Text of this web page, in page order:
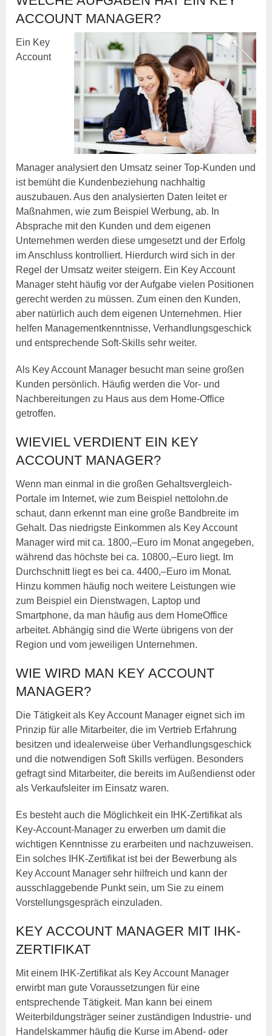
ACCOUNT MANAGER?
Ein Key
Account
Manager analysiert den Umsatz seiner Top-Kunden und
ist bemüht die Kundenbeziehung nachhaltig
auszubauen. Aus den analysierten Daten leitet er
Maßnahmen, wie zum Beispiel Werbung, ab. In
Absprache mit den Kunden und dem eigenen
Unternehmen werden diese umgesetzt und der Erfolg
im Anschluss kontrolliert. Hierdurch wird sich in der
Regel der Umsatz weiter steigern. Ein Key Account
Manager steht häufig vor der Aufgabe vielen Positionen
gerecht werden zu müssen. Zum einen den Kunden,
aber natürlich auch dem eigenen Unternehmen. Hier
helfen Managementkenntnisse, Verhandlungsgeschick
und entsprechende Soft-Skills sehr weiter.
Als Key Account Manager besucht man seine großen
Kunden persönlich. Häufig werden die Vor- und
Nachbereitungen zu Haus aus dem Home-Office
getroffen.
WIEVIEL VERDIENT EIN KEY
ACCOUNT MANAGER?
Wenn man einmal in die großen Gehaltsvergleich-
Portale im Internet, wie zum Beispiel nettolohn.de
schaut, dann erkennt man eine große Bandbreite im
Gehalt. Das niedrigste Einkommen als Key Account
Manager wird mit ca. 1800,–Euro im Monat angegeben,
während das höchste bei ca. 10800,–Euro liegt. Im
Durchschnitt liegt es bei ca. 4400,–Euro im Monat.
Hinzu kommen häufig noch weitere Leistungen wie
zum Beispiel ein Dienstwagen, Laptop und
Smartphone, da man häufig aus dem HomeOffice
arbeitet. Abhängig sind die Werte übrigens von der
Region und vom jeweiligen Unternehmen.
WIE WIRD MAN KEY ACCOUNT
MANAGER?
Die Tätigkeit als Key Account Manager eignet sich im
Prinzip für alle Mitarbeiter, die im Vertrieb Erfahrung
besitzen und idealerweise über Verhandlungsgeschick
und die notwendigen Soft Skills verfügen. Besonders
gefragt sind Mitarbeiter, die bereits im Außendienst oder
als Verkaufsleiter im Einsatz waren.
Es besteht auch die Möglichkeit ein IHK-Zertifikat als
Key-Account-Manager zu erwerben um damit die
wichtigen Kenntnisse zu erarbeiten und nachzuweisen.
Ein solches IHK-Zertifikat ist bei der Bewerbung als
Key Account Manager sehr hilfreich und kann der
ausschlaggebende Punkt sein, um Sie zu einem
Vorstellungsgespräch einzuladen.
KEY ACCOUNT MANAGER MIT IHK-
ZERTIFIKAT
Mit einem IHK-Zertifikat als Key Account Manager
erwirbt man gute Voraussetzungen für eine
entsprechende Tätigkeit. Man kann bei einem
Weiterbildungsträger seiner zuständigen Industrie- und
Handelskammer häufig die Kurse im Abend- oder